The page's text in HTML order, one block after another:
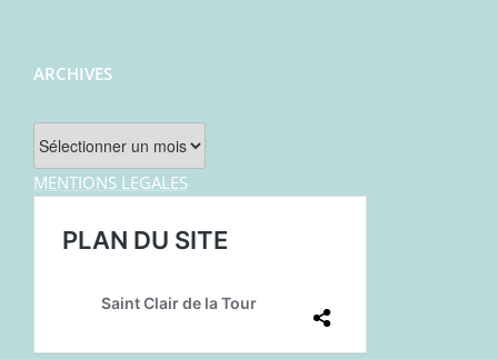
ARCHIVES
Archives
MENTIONS LEGALES